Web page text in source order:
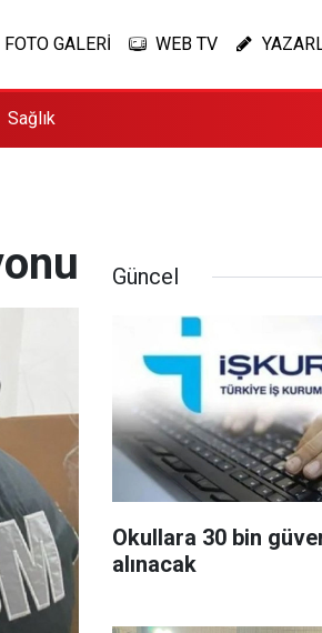
FOTO GALERİ WEB TV
Sağlık
Güncel
Okullara 30 bin
alınacak